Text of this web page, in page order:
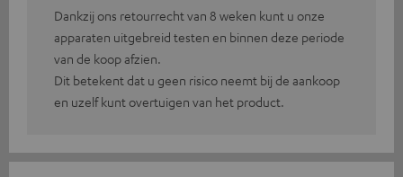
Dankzij ons retourrecht van 8 weken kunt u onze
apparaten uitgebreid testen en binnen deze periode
van de koop afzien.
Dit betekent dat u geen risico neemt bij de aankoop
en uzelf kunt overtuigen van het product.